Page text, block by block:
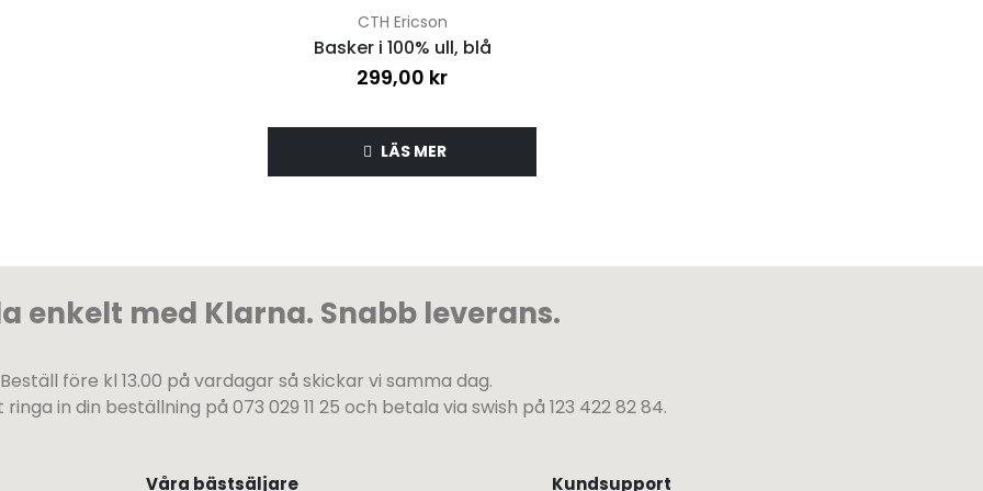
CTH Ericson
Basker i 100% ull, blå
299,00 kr
LÄS MER
enkelt med Klarna. Snabb leverans.
Beställ före kl 13.00 på vardagar så skickar vi samma dag.
in din beställning på 073 029 11 25 och betala via swish på 123 422 82 84.
Våra bästsäljare Kundsupport